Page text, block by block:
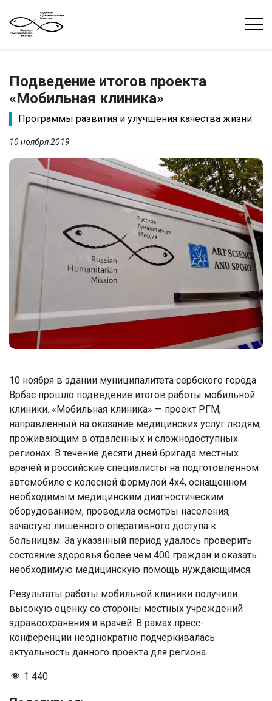
Подведение итогов проекта
«Мобильная клиника»
Программы развития и улучшения качества жизни
10 ноября 2019
10 ноября в здании муниципалитета сербского города
Врбас прошло подведение итогов работы мобильной
клиники. «Мобильная клиника» — проект РГМ,
направленный на оказание медицинских услуг людям,
проживающим в отдаленных и сложнодоступных
регионах. В течение десяти дней бригада местных
врачей и российские специалисты на подготовленном
автомобиле с колесной формулой 4х4, оснащенном
необходимым медицинским диагностическим
оборудованием, проводила осмотры населения,
зачастую лишенного оперативного доступа к
больницам. За указанный период удалось проверить
состояние здоровья более чем 400 граждан и оказать
необходимую медицинскую помощь нуждающимся.
Результаты работы мобильной клиники получили
высокую оценку со стороны местных учреждений
здравоохранения и врачей. В рамах пресс-
конференции неоднократно подчёркивалась
актуальность данного проекта для региона.
1 440